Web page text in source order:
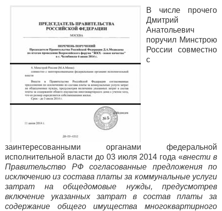
В числе прочего
Дмитрий
Анатольевич
поручил Минстрою
России совместно
с
заинтересованными органами федеральной
исполнительной власти до 03 июля 2014 года «внести в
Правительство РФ согласованные предложения по
исключению из состава платы за коммунальные услуги
затрат на общедомовые нужды, предусмотрев
включение указанных затрат в состав платы за
содержание общего имущества многоквартирного